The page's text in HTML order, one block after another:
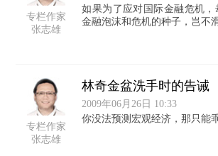
专栏作家
张志雄
如果为了应对国际金融危机，
金融泡沫和危机的种子，岂不
专栏作家
张志雄
林奇金盆洗手时的告诫
2009年06月26日 10:33
你没法预测宏观经济，那只能